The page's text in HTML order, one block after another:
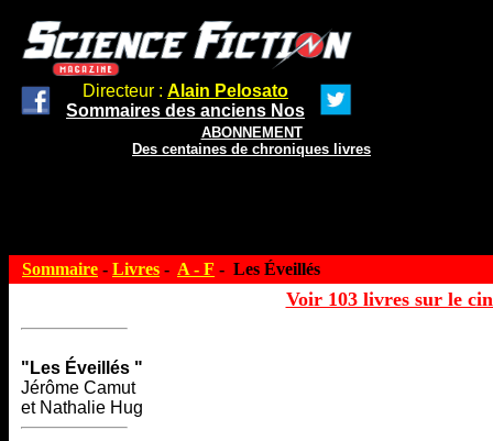
Directeur : Alain Pelosato
Sommaires des anciens Nos
ABONNEMENT
Des centaines de chroniques livres
Sommaire - Livres - A - F - Les Éveillés
Voir 103 livres sur le
"Les Éveillés "
Jérôme Camut
et Nathalie Hug